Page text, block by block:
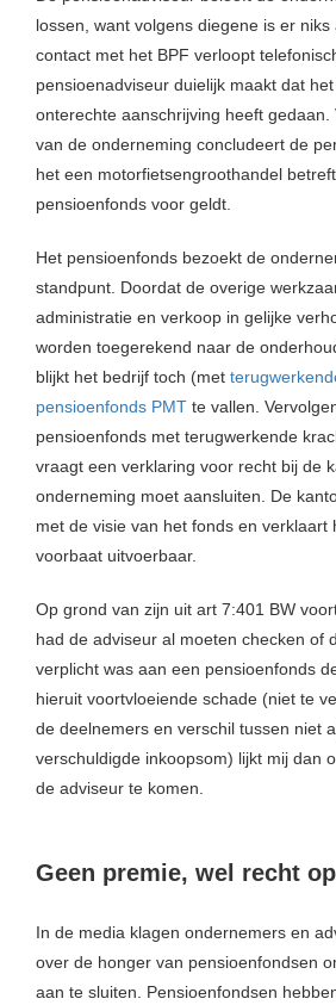
lossen, want volgens diegene is er
contact met het BPF verloopt
pensioenadviseur duielijk maakt dat
onterechte aanschrijving heeft gedaan.
van de onderneming concludeert de
het een motorfietsengroothandel
pensioenfonds voor geldt.
Het pensioenfonds bezoekt de
standpunt. Doordat de overige
administratie en verkoop in gelijke
worden toegerekend naar de
blijkt het bedrijf toch (met
pensioenfonds PMT te vallen.
pensioenfonds met terugwerkende
vraagt een verklaring voor recht bij de
onderneming moet aansluiten. De
met de visie van het fonds en verklaart
voorbaat uitvoerbaar.
Op grond van zijn uit art 7:401 BW
had de adviseur al moeten checken of
verplicht was aan een pensioenfonds
hieruit voortvloeiende schade (niet te
de deelnemers en verschil tussen niet
verschuldigde inkoopsom) lijkt mij dan
de adviseur te komen.
Geen premie, wel recht
In de media klagen ondernemers en
over de honger van pensioenfondsen
aan te sluiten. Pensioenfondsen